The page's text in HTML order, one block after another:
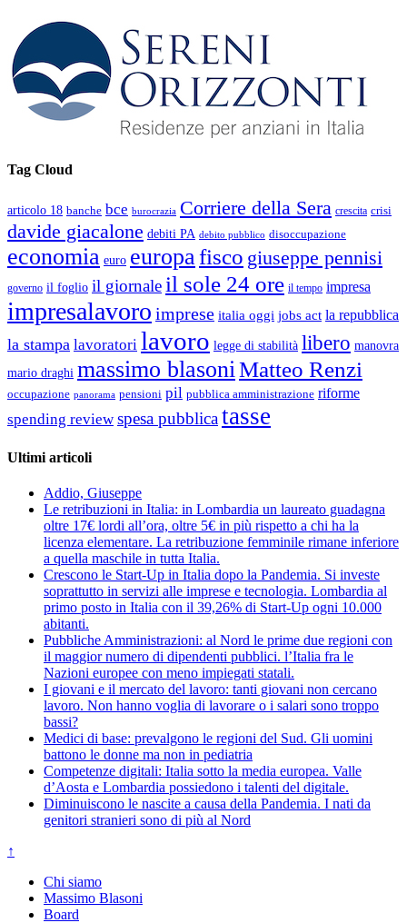
Tag Cloud
articolo 18 banche bce burocrazia Corriere della Sera crescita crisi
davide giacalone debiti PA debito pubblico disoccupazione
economia euro europafisco giuseppe pennisi
governo il foglio il giornale il sole 24 ore il tempo impresa
impresalavoro imprese italia oggi jobs act la repubblica
la stampa lavoratori lavoro legge di stabilità libero manovra
mario draghi massimo blasoniMatteo Renzi
occupazione panorama pensioni pil pubblica amministrazione riforme
spending review spesa pubblicatasse
Ultimi articoli
Addio, Giuseppe
Le retribuzioni in Italia: in Lombardia un laureato guadagna
oltre 17€ lordi all’ora, oltre 5€ in più rispetto a chi ha la
licenza elementare. La retribuzione femminile rimane inferiore
a quella maschile in tutta Italia.
Crescono le Start-Up in Italia dopo la Pandemia. Si investe
soprattutto in servizi alle imprese e tecnologia. Lombardia al
primo posto in Italia con il 39,26% di Start-Up ogni 10.000
abitanti.
Pubbliche Amministrazioni: al Nord le prime due regioni con
il maggior numero di dipendenti pubblici. l’Italia fra le
Nazioni europee con meno impiegati statali.
I giovani e il mercato del lavoro: tanti giovani non cercano
lavoro. Non hanno voglia di lavorare o i salari sono troppo
bassi?
Medici di base: prevalgono le regioni del Sud. Gli uomini
battono le donne ma non in pediatria
Competenze digitali: Italia sotto la media europea. Valle
d’Aosta e Lombardia possiedono i talenti del digitale.
Diminuiscono le nascite a causa della Pandemia. I nati da
genitori stranieri sono di più al Nord
↑
Chi siamo
Massimo Blasoni
Board